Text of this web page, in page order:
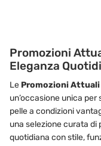
Promozioni
Eleganza
Le Promozioni Attuali
un’occasione unica
pelle a condizioni
una selezione curata
quotidiana con stile,